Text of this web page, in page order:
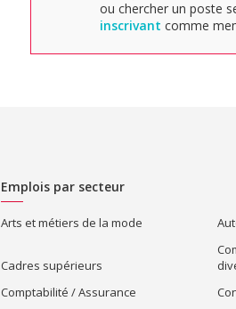
ou chercher un poste
inscrivant comme
Emplois par secteur
Arts et métiers de la mode
Cadres supérieurs
Comptabilité / Assurance